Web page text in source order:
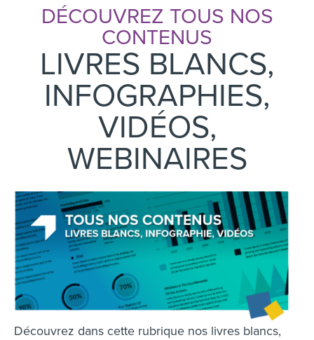
DÉCOUVREZ TOUS NOS
CONTENUS
LIVRES BLANCS,
INFOGRAPHIES,
VIDÉOS,
WEBINAIRES
Découvrez dans cette rubrique nos livres blancs,